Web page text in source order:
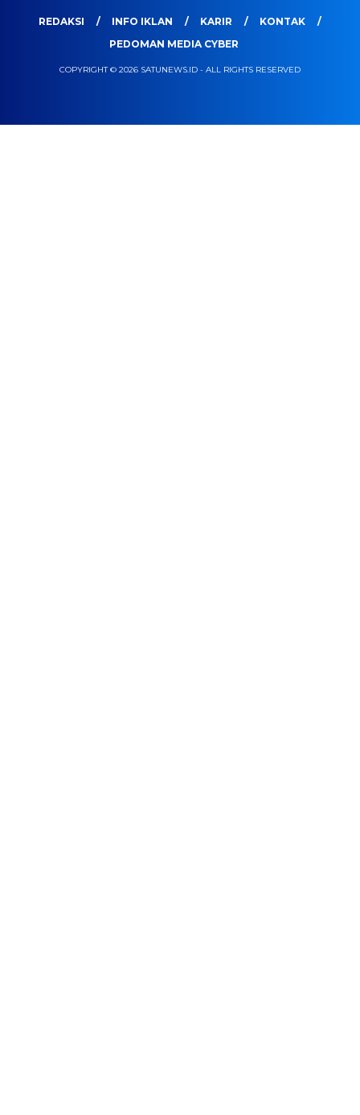
REDAKSI INFO IKLAN KARIR
KONTAK
PEDOMAN MEDIA CYBER
COPYRIGHT © 2026 SATUNEWS.ID - ALL RIGHTS RESERVED